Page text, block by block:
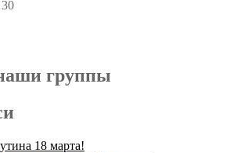
30
группы
18 марта!